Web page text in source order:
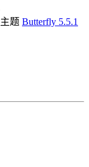
主题 Butterfly 5.5.1